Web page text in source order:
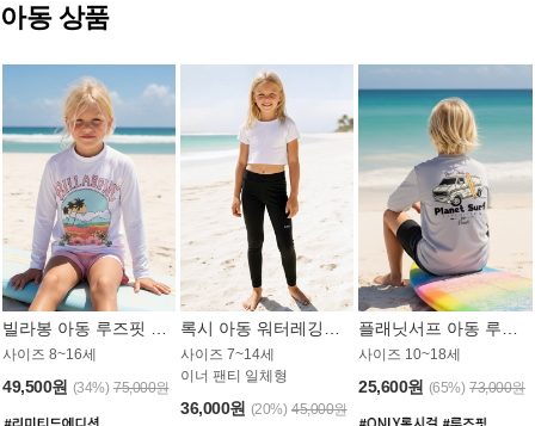
아동 상품
사이즈 8~16세
49,500원 (34%) 75,000원
사이즈 7~14세
이너 팬티 일체형
36,000원 (20%) 45,000원
사이즈 10~18세
25,600원 (65%) 73,000원